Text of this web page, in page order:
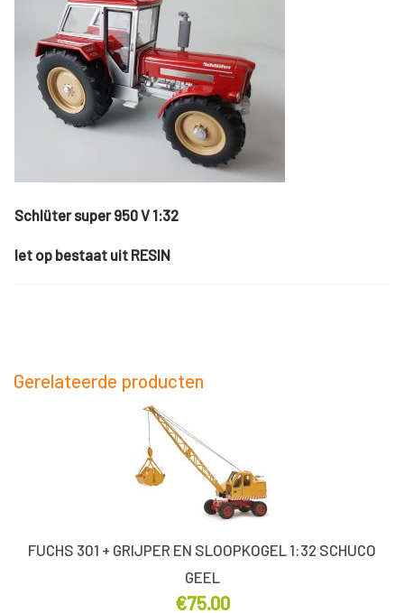
Schlüter super 950 V 1:32
let op bestaat uit RESIN
Gerelateerde producten
FUCHS 301 + GRIJPER EN SLOOPKOGEL 1:32 SCHUCO
GEEL
€75.00